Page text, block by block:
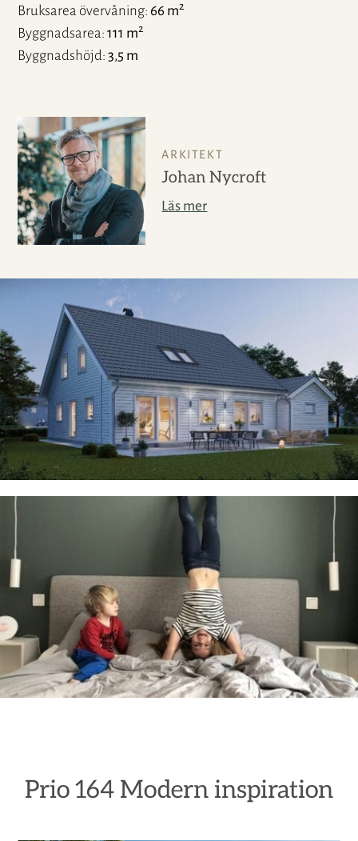
Bruksarea övervåning 66 m2
Byggnadsarea 111 m2
Byggnadshöjd 3,5 m
ARKITEKT
Johan Nycroft
Läs mer
Prio 164 Modern inspiration